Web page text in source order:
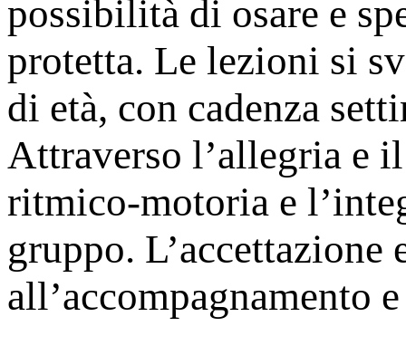
possibilità di osare e
protetta. Le lezioni si
di età, con cadenza
Attraverso l’allegria e
ritmico-motoria e
gruppo.
all’accompagnamento